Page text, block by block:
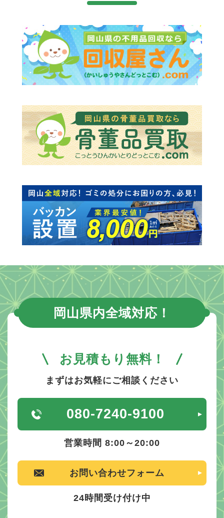
岡山県内全域対応！
お見積もり無料！
まずはお気軽にご相談ください
080-7240-9100
営業時間 8:00～20:00
お問い合わせフォーム
24時間受け付け中